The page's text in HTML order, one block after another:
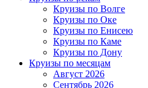
Круизы по Волге
Круизы по Оке
Круизы по Енисею
Круизы по Каме
Круизы по Дону
Круизы по месяцам
Август 2026
Сентябрь 2026